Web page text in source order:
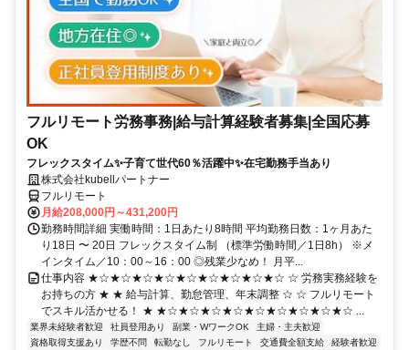
フルリモート労務事務|給与計算経験者募集|全国応募
OK
フレックスタイム✨子育て世代60％活躍中✨在宅勤務手当あり
株式会社kubellパートナー
フルリモート
月給208,000円～431,200円
勤務時間詳細 実働時間：1日あたり8時間 平均勤務日数：1ヶ月あた
り18日 〜 20日 フレックスタイム制 （標準労働時間／1日8h） ※メ
インタイム／10：00～16：00 ◎残業少なめ！ 月平...
仕事内容 ★☆★☆★☆★☆★☆★☆★☆★☆★☆ ☆ 労務実務経験を
お持ちの方 ★ ★ 給与計算、勤怠管理、年末調整 ☆ ☆ フルリモート
でスキル活かせる！ ★ ★☆★☆★☆★☆★☆★☆★☆★☆★☆ ...
業界未経験者歓迎 社員登用あり 副業・WワークOK
主婦・主夫歓迎
資格取得支援あり
学歴不問 転勤なし フルリモート 交通費全額支給
経験者歓迎